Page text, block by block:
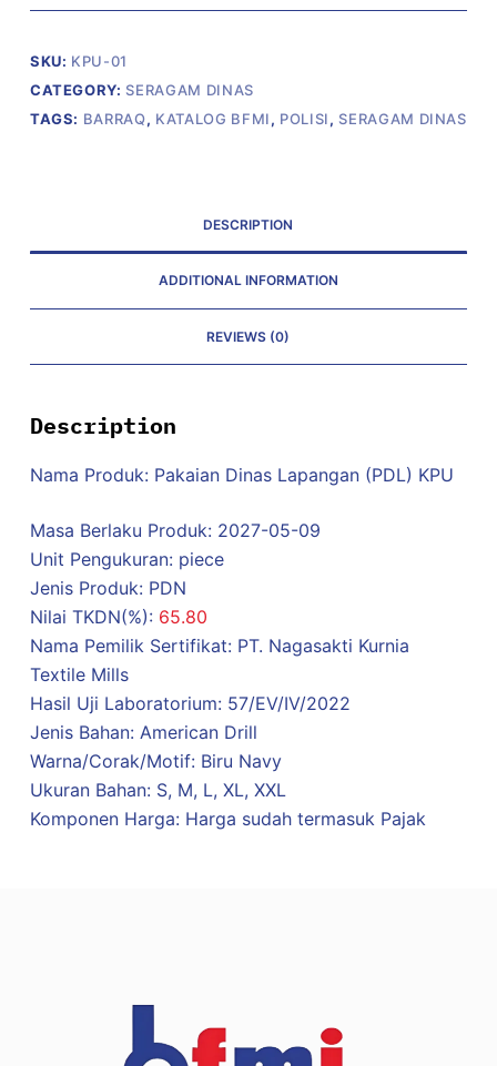
SKU: KPU-01
CATEGORY: SERAGAM DINAS
TAGS: BARRAQ, KATALOG BFMI, POLISI, SERAGAM DINAS
DESCRIPTION
ADDITIONAL INFORMATION
REVIEWS (0)
Description
Nama Produk: Pakaian Dinas Lapangan (PDL) KPU
Masa Berlaku Produk: 2027-05-09
Unit Pengukuran: piece
Jenis Produk: PDN
Nilai TKDN(%): 65.80
Nama Pemilik Sertifikat: PT. Nagasakti Kurnia
Textile Mills
Hasil Uji Laboratorium: 57/EV/IV/2022
Jenis Bahan: American Drill
Warna/Corak/Motif: Biru Navy
Ukuran Bahan: S, M, L, XL, XXL
Komponen Harga: Harga sudah termasuk Pajak